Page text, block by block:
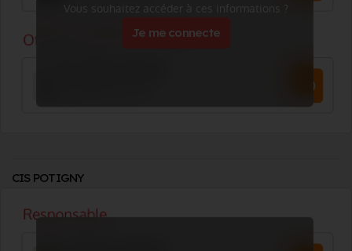
Vous souhaitez accéder à ces informations ?
Je me connecte
CIS POTIGNY